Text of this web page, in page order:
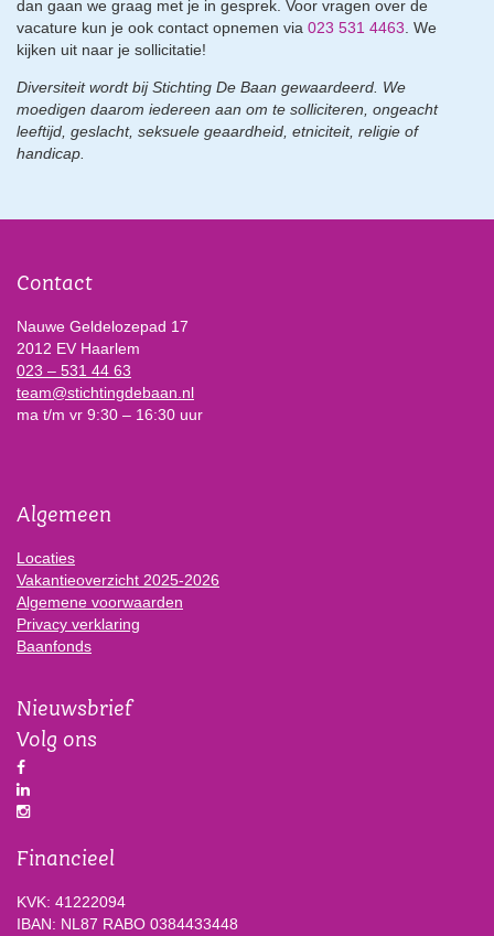
dan gaan we graag met je in gesprek. Voor vragen over de
vacature kun je ook contact opnemen via 023 531 4463 . We
kijken uit naar je sollicitatie!
Diversiteit wordt bij Stichting De Baan gewaardeerd. We
moedigen daarom iedereen aan om te solliciteren, ongeacht
leeftijd, geslacht, seksuele geaardheid, etniciteit, religie of
handicap.
Contact
Nauwe Geldelozepad 17
2012 EV Haarlem
023 – 531 44 63
team@stichtingdebaan.nl
ma t/m vr 9:30 – 16:30 uur
Algemeen
Locaties
Vakantieoverzicht 2025-2026
Algemene voorwaarden
Privacy verklaring
Baanfonds
Nieuwsbrief
Volg ons
Financieel
KVK: 41222094
IBAN: NL87 RABO 0384433448